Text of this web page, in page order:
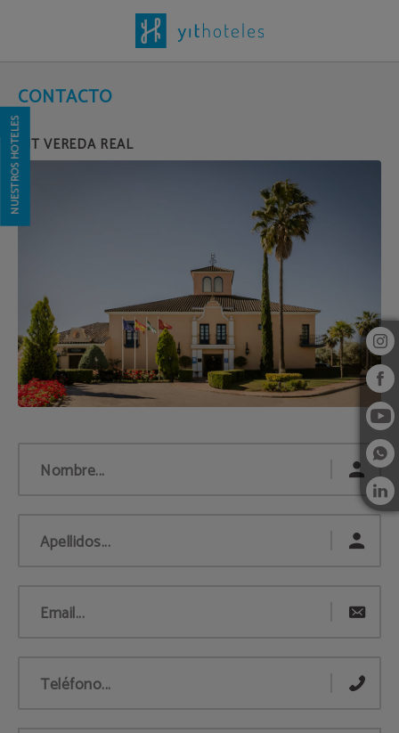
CONTACTO
Nombre...
Apellidos...
Email...
Teléfono...
NUESTROS HOTELES